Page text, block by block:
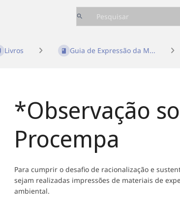
Livros Guia de Expressão da M...
*Observação
Procempa
Para cumprir o desafio de racionalização e
sejam realizadas impressões de materiais de
ambiental.